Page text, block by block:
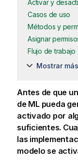
Activar y
Casos de uso
Métodos y
Asignar
Flujo de trabajo
Mostrar
Antes de que
de MLpueda
activado por
suficientes.
las
modelo se